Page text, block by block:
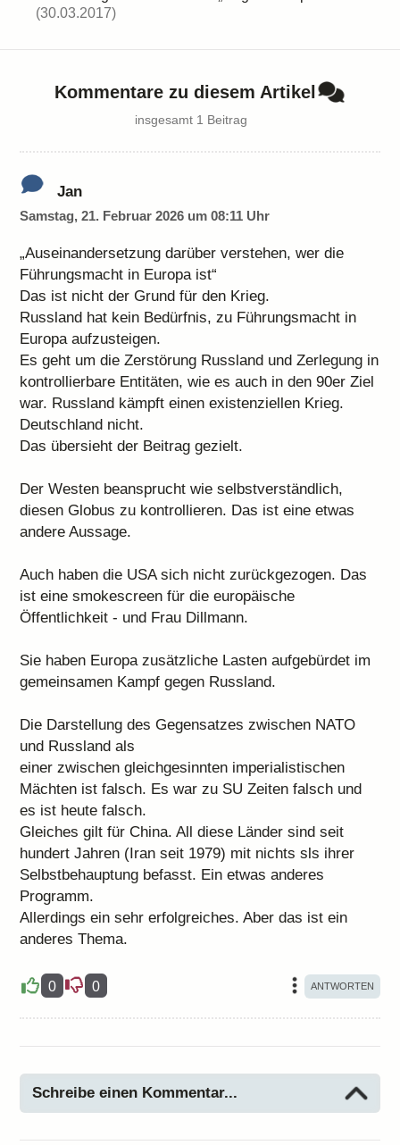
(30.03.2017)
Kommentare zu diesem Artikel
insgesamt 1 Beitrag
Jan
Samstag, 21. Februar 2026 um 08:11 Uhr
„Auseinandersetzung darüber verstehen, wer die
Führungsmacht in Europa ist“
Das ist nicht der Grund für den Krieg.
Russland hat kein Bedürfnis, zu Führungsmacht in
Europa aufzusteigen.
Es geht um die Zerstörung Russland und Zerlegung in
kontrollierbare Entitäten, wie es auch in den 90er Ziel
war. Russland kämpft einen existenziellen Krieg.
Deutschland nicht.
Das übersieht der Beitrag gezielt.
Der Westen beansprucht wie selbstverständlich,
diesen Globus zu kontrollieren. Das ist eine etwas
andere Aussage.
Auch haben die USA sich nicht zurückgezogen. Das
ist eine smokescreen für die europäische
Öffentlichkeit - und Frau Dillmann.
Sie haben Europa zusätzliche Lasten aufgebürdet im
gemeinsamen Kampf gegen Russland.
Die Darstellung des Gegensatzes zwischen NATO
und Russland als
einer zwischen gleichgesinnten imperialistischen
Mächten ist falsch. Es war zu SU Zeiten falsch und
es ist heute falsch.
Gleiches gilt für China. All diese Länder sind seit
hundert Jahren (Iran seit 1979) mit nichts sls ihrer
Selbstbehauptung befasst. Ein etwas anderes
Programm.
Allerdings ein sehr erfolgreiches. Aber das ist ein
anderes Thema.
0 0
Schreibe einen Kommentar...